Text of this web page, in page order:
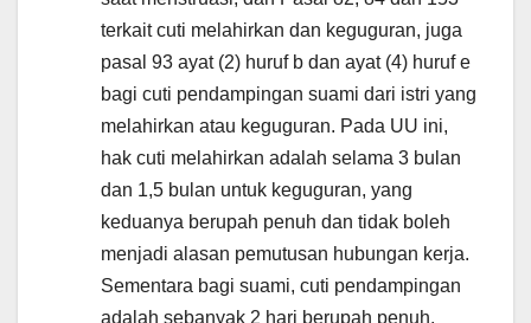
terkait cuti melahirkan dan keguguran, juga
pasal 93 ayat (2) huruf b dan ayat (4) huruf e
bagi cuti pendampingan suami dari istri yang
melahirkan atau keguguran. Pada UU ini,
hak cuti melahirkan adalah selama 3 bulan
dan 1,5 bulan untuk keguguran, yang
keduanya berupah penuh dan tidak boleh
menjadi alasan pemutusan hubungan kerja.
Sementara bagi suami, cuti pendampingan
adalah sebanyak 2 hari berupah penuh.